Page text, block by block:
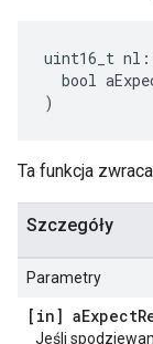
uint16_t
bool
)
Ta funkcja
Szczegóły
Parametry
[in] aExpect
Jeśli